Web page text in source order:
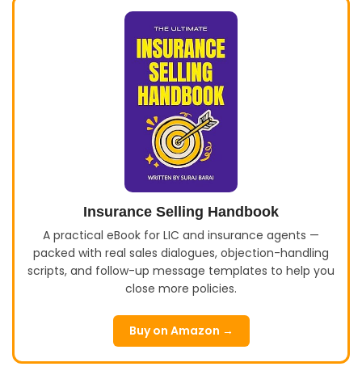
Insurance Selling Handbook
A practical eBook for LIC and insurance agents —
packed with real sales dialogues, objection-handling
scripts, and follow-up message templates to help you
close more policies.
Buy on Amazon →